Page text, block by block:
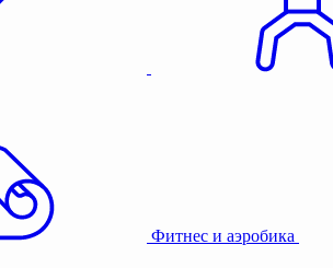
Фитнес и аэробика